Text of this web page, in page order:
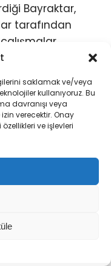
saklamak ve/veya
kullanıyoruz. Bu
davranışı veya
verecektir. Onay
ve işlevleri
Bayraktar,
tarafından
dron pilotları için
ve yarışma
ardından
takip etti.